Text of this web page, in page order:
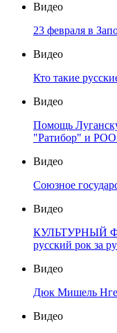
Видео
23 февраля в
Видео
Кто такие
Видео
Помощь
"Ратибор" и РОО
Видео
Союзное
Видео
КУЛЬТУРНЫЙ
русский рок за
Видео
Дюк Мишель
Видео